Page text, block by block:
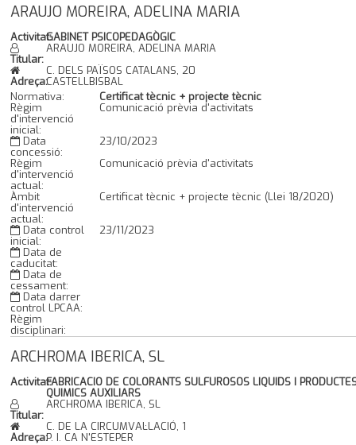
ARAUJO MOREIRA, ADELINA MARIA
Activitat:GABINET PSICOPEDAGÒGIC
Titular:
ARAUJO MOREIRA, ADELINA MARIA
Adreça:
C. DELS PAÏSOS CATALANS, 20
CASTELLBISBAL
Normativa:
Certificat tècnic + projecte tècnic
Règim
d'intervenció
inicial:
Comunicació prèvia d'activitats
Data
concessió:
23/10/2023
Règim
d'intervenció
actual:
Comunicació prèvia d'activitats
Àmbit
d'intervenció
actual:
Certificat tècnic + projecte tècnic (Llei 18/2020)
Data control
inicial:
23/11/2023
Data de
caducitat:
Data de
cessament:
Data darrer
control LPCAA:
Règim
disciplinari:
ARCHROMA IBERICA, SL
Activitat:FABRICACIO DE COLORANTS SULFUROSOS LIQUIDS I
QUIMICS AUXILIARS
Titular:
ARCHROMA IBERICA, SL
Adreça:
C. DE LA CIRCUMVAL·LACIÓ, 1
P. I. CA N'ESTEPER